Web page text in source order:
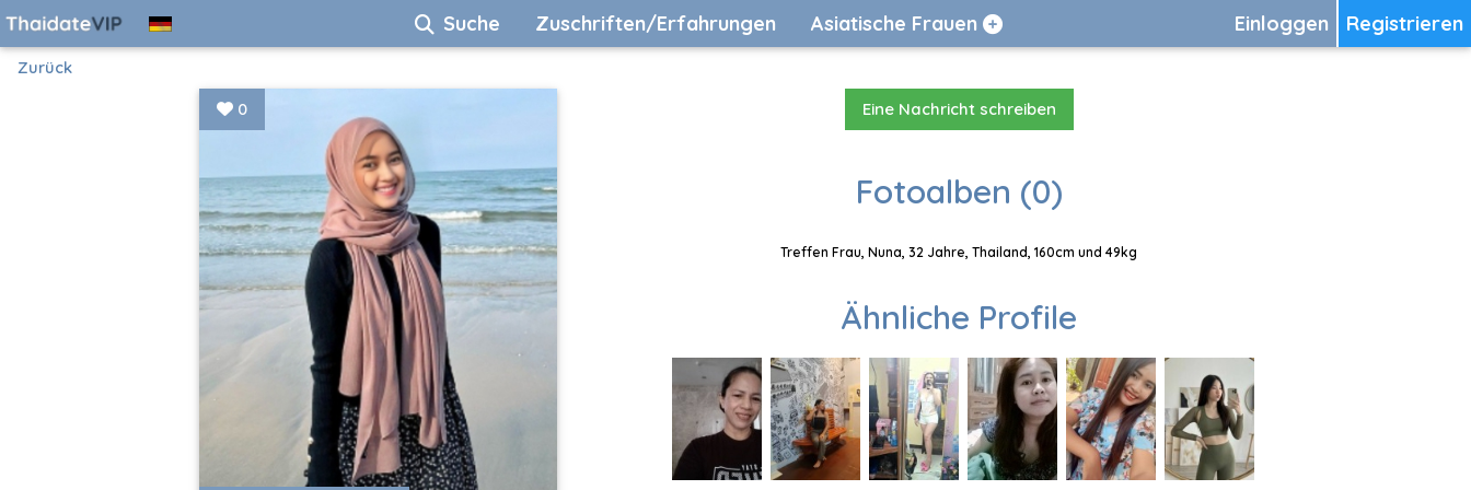
Registrieren
Einloggen
Suche Zuschriften/Erfahrungen Asiatische Frauen
Zurück
0
Eine Nachricht schreiben
Fotoalben (0)
Treffen Frau, Nuna, 32 Jahre, Thailand, 160cm und 49kg
Ähnliche Profile